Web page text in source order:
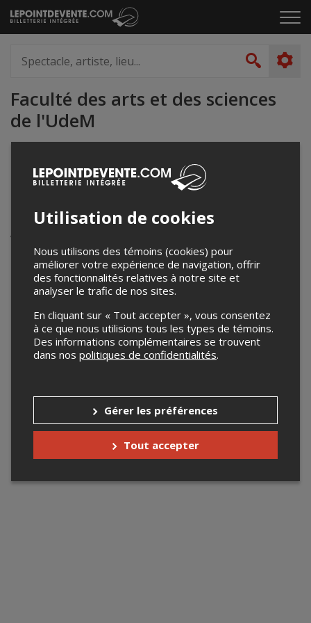
Passer
au
le
artiste,
lieu...
Faculté des arts et des sciences
de l'UdeM
fas.umontreal.ca/accueil/
Événements à venir
Votre recherche n'a retourné aucun résultat.
Utilisation de cookies
Nous utilisons des témoins (cookies) pour
améliorer votre expérience de navigation, offrir
des fonctionnalités relatives à notre site et
analyser le trafic de nos sites.
En cliquant sur « Tout accepter », vous consentez
à ce que nous utilisions tous les types de témoins.
Des informations complémentaires se trouvent
dans nos politiques de confidentialités.
Gérer les préférences
Tout accepter